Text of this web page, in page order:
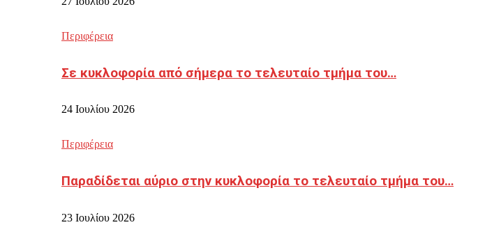
Περιφέρεια
Σε κυκλοφορία από σήμερα το τελευταίο τμήμα του…
24 Ιουλίου 2026
Περιφέρεια
Παραδίδεται αύριο στην κυκλοφορία το τελευταίο τμήμα του…
23 Ιουλίου 2026